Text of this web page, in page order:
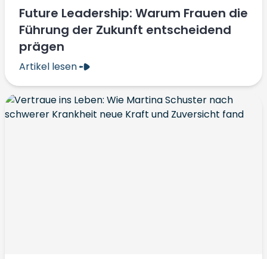
Future Leadership: Warum Frauen die
Führung der Zukunft entscheidend
prägen
Artikel lesen